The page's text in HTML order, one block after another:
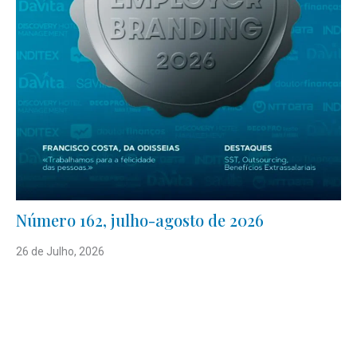
Número 162, julho-agosto de 2026
26 de Julho, 2026